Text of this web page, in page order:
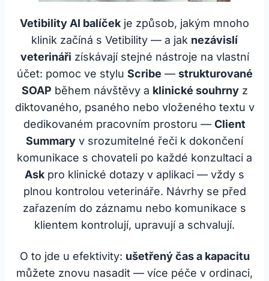
Vetibility AI balíček je způsob, jakým mnoho
klinik začíná s Vetibility — a jak nezávislí
veterináři získávají stejné nástroje na vlastní
účet: pomoc ve stylu Scribe — strukturované
SOAP během návštěvy a klinické souhrnyz
diktovaného, psaného nebo vloženého textu v
dedikovaném pracovním prostoru — Client
Summary v srozumitelné řeči k dokončení
komunikace s chovateli po každé konzultaci a
Ask pro klinické dotazy v aplikaci — vždy s
plnou kontrolou veterináře. Návrhy se před
zařazením do záznamu nebo komunikace s
klientem kontrolují, upravují a schvalují.
O to jde u efektivity: ušetřený čas a kapacitu
můžete znovu nasadit — více péče v ordinaci,